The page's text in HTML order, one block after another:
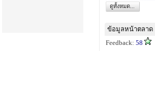
ดูทั้งหมด...
ข้อมูลหน้าตลาด
Feedback: 58